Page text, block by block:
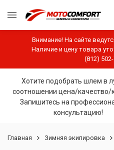
Внимание! На сайте
Наличие и цену товара
(812)
Хотите подобрать шлем в
соотношении цена/качество/
Запишитесь на
консультацию!
Главная Зимняя экипировка